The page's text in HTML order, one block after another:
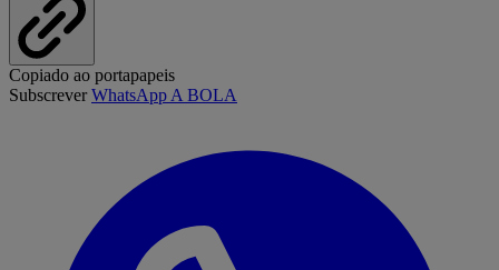
Copiado ao portapapeis
SubscreverWhatsApp A BOLA